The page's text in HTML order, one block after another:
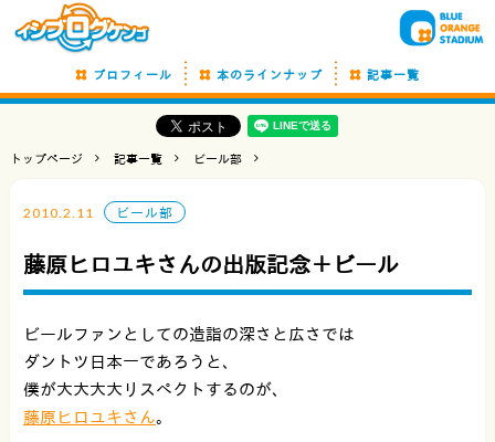
プロフィール 本のラインナップ 記事一覧
トップページ 記事一覧 ビール部
2010.2.11 ビール部
藤原ヒロユキさんの出版記念＋ビール
ビールファンとしての造詣の深さと広さでは
ダントツ日本一であろうと、
僕が大大大大リスペクトするのが、
藤原ヒロユキさん。